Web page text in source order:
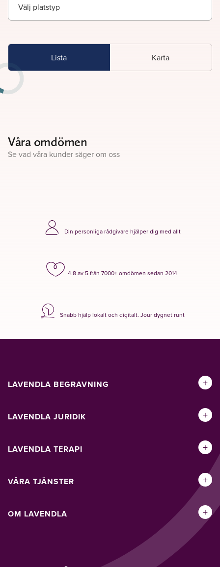
Lista Karta
Våra omdömen
Se vad våra kunder säger om oss
Din personliga rådgivare hjälper dig med allt
4.8 av 5 från 7000+ omdömen sedan 2014
Snabb hjälp lokalt och digitalt. Jour dygnet runt
LAVENDLA BEGRAVNING +
LAVENDLA JURIDIK +
LAVENDLA TERAPI +
VÅRA TJÄNSTER +
OM LAVENDLA +